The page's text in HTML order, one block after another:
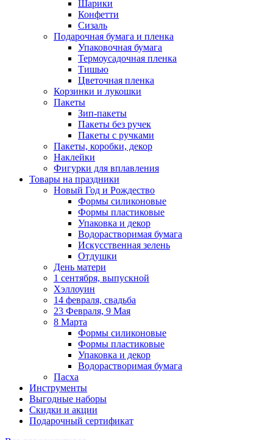
Шарики
Конфетти
Сизаль
Подарочная бумага и пленка
Упаковочная бумага
Термоусадочная пленка
Тишью
Цветочная пленка
Корзинки и лукошки
Пакеты
Зип-пакеты
Пакеты без ручек
Пакеты с ручками
Пакеты, коробки, декор
Наклейки
Фигурки для вплавления
Товары на праздники
Новый Год и Рождество
Формы силиконовые
Формы пластиковые
Упаковка и декор
Водорастворимая бумага
Искусственная зелень
Отдушки
День матери
1 сентября, выпускной
Хэллоуин
14 февраля, свадьба
23 Февраля, 9 Мая
8 Марта
Формы силиконовые
Формы пластиковые
Упаковка и декор
Водорастворимая бумага
Пасха
Инструменты
Выгодные наборы
Скидки и акции
Подарочный сертификат